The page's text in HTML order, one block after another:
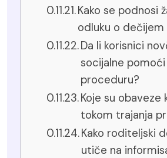
Kako se podnosi
odluku o
Da li korisnici
socijalne pomoći
proceduru?
Koje su obaveze
tokom trajanja
Kako roditeljski
utiče na